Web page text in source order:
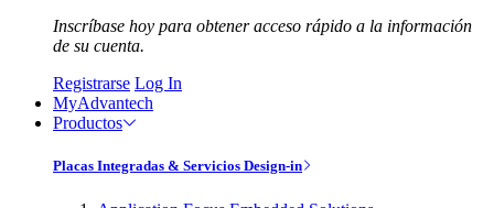
Inscríbase hoy para obtener acceso rápido a la información
de su cuenta.
Registrarse Log In
MyAdvantech
Productos
Placas Integradas & Servicios Design-in